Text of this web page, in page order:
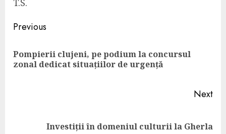
Continue
Previous
Pompierii clujeni, pe podium la concursul
zonal dedicat situațiilor de urgență
Next
Investiții în domeniul culturii la Gherla